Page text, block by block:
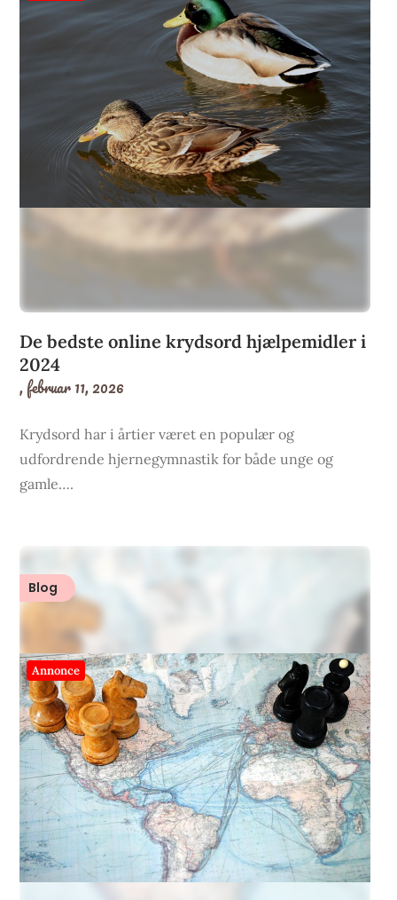
De bedste online krydsord hjælpemidler i
2024
,februar 11, 2026
Krydsord har i årtier været en populær og
udfordrende hjernegymnastik for både unge og
gamle….
Blog
Annonce